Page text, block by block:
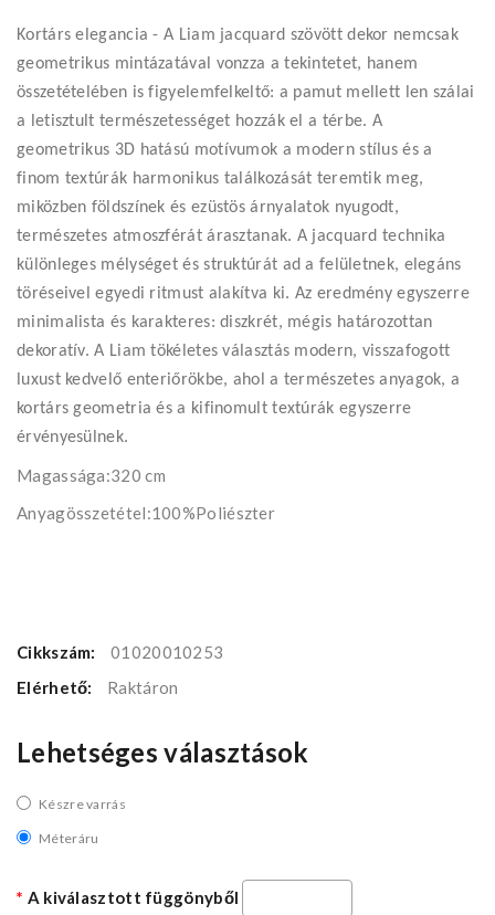
Kortárs elegancia - A Liam jacquard szövött dekor nemcsak
geometrikus mintázatával vonzza a tekintetet, hanem
összetételében is figyelemfelkeltő: a pamut mellett len szálai
a letisztult természetességet hozzák el a térbe. A
geometrikus 3D hatású motívumok a modern stílus és a
finom textúrák harmonikus találkozását teremtik meg,
miközben földszínek és ezüstös árnyalatok nyugodt,
természetes atmoszférát árasztanak. A jacquard technika
különleges mélységet és struktúrát ad a felületnek, elegáns
töréseivel egyedi ritmust alakítva ki. Az eredmény egyszerre
minimalista és karakteres: diszkrét, mégis határozottan
dekoratív. A Liam tökéletes választás modern, visszafogott
luxust kedvelő enteriőrökbe, ahol a természetes anyagok, a
kortárs geometria és a kifinomult textúrák egyszerre
érvényesülnek.
Magassága:320 cm
Anyagösszetétel:100%Poliészter
Cikkszám:
01020010253
Elérhető:
Raktáron
Lehetséges választások
Készre varrás
Méteráru
A kiválasztott függönyből